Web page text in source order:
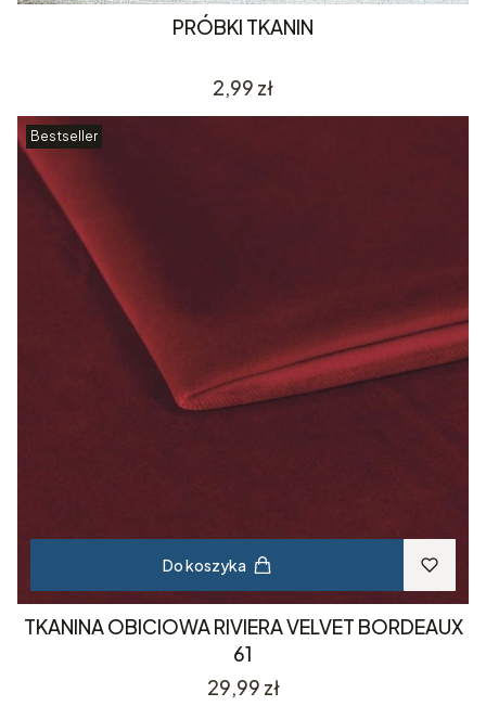
PRÓBKI TKANIN
Cena
2,99 zł
Bestseller
Do koszyka
TKANINA OBICIOWA RIVIERA VELVET BORDEAUX
61
Cena
29,99 zł